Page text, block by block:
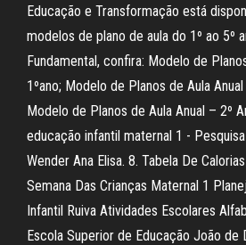
Educação e Transformação está
modelos de plano de aula do 1º ao 5º
Fundamental, confira: Modelo de
1ºano; Modelo de Planos de Aula
Modelo de Planos de Aula Anual – 2º
educação infantil maternal 1 -
Wender Ana Elisa. 8. Tabela De
Semana Das Crianças Maternal 1
Infantil Ruiva Atividades Escolares
Escola Superior de Educação João de